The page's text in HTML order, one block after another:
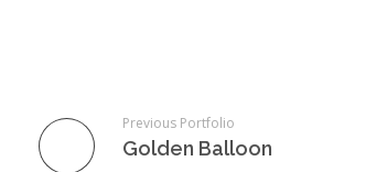
Previous Portfolio
Golden Balloon